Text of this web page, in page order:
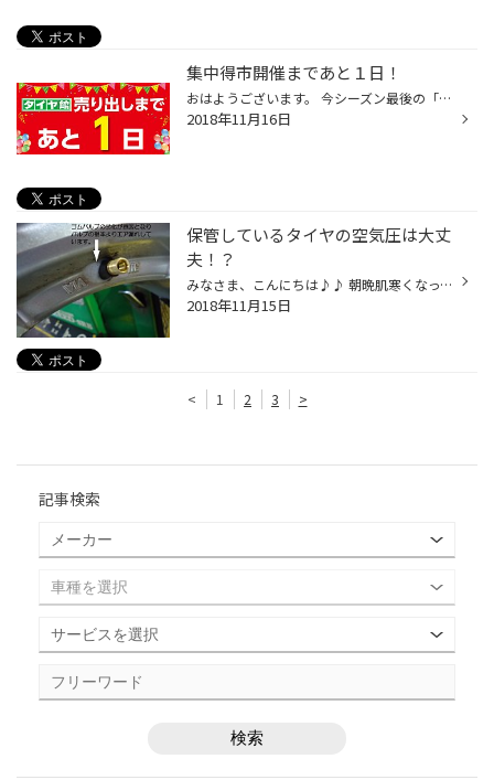
集中得市開催まであと１日！
おはようございます。 今シーズン最後の「集中得市」を11/17(土）より11/25(日）の９日間開催いたします。 11/17（土）に長岡地区（一部除く）に新聞折り込みチラシを入れさせて頂きました。 お買得目玉品として・・・ 信頼のブリヂストン製アルミホイール＋新商品アイスパートナー２のセットをお買...
2018年11月16日
保管しているタイヤの空気圧は大丈
夫！？
みなさま、こんにちは♪♪ 朝晩肌寒くなってきましたが。。。かぜなどひいていませんか? みなさまの冬の準備は大丈夫でしょうか！？ いざ！タイヤの付け替えをと思いタイヤを取り出してみると・・・タイヤの空気がぬけている！？ そんな経験はありませんか？ それはもしかすると・・・ホイールのチュ...
2018年11月15日
< 1 2 3 >
記事検索